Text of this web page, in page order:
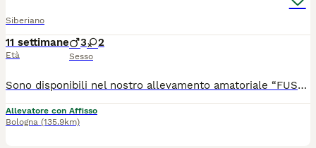
Siberiano
11 settimane
Età
3 2
Sesso
Sono disponibili nel nostro allevamento amatoriale “FUSA DELLE NEVI” con regolare affisso ENFI gli ultimi due cuccioli di una splendida cucciolata (5 cuccioli) 1 maschietto e 1 femminuccia di meravigliosi gattini Siberiani, allevati con amore in ambiente familiare. I cuccioli cresceranno in casa, abituati al contatto umano, alla vita domestica e alla lettiera, per garantire un carattere equilibrato e socievole. 📅 Disponibili dopo i 90 giorni di vita, come previsto dal regolamento. I cuccioli sono nati il 20/05 . ✨ Verranno ceduti con: ✔️ Copia test FIV e FELV negativi dei genitori ✔️ copia Ecocardio dei genitori esente da malattie genetiche ✔️ Doppia vaccinazione ✔️ Doppia sverminazione ✔️ Certificato veterinario di buona salute del cucciolo ✔️ Regolare contratto di cessione ✔️ Pedigree ENFI da compagnia ✔️ Kit di benvenuto cucciolo ⸻ 👨‍👩‍👧 I cuccioli sono visibili presso l’allevamento insieme ai genitori, per poter conoscere l’ambiente in cui crescono. 📱 Per chi non fosse della zona, è possibile organizzare videochiamata su appuntamento. E organizzazione per l’eventuale consegna
Allevatore con Affisso
Bologna (135.9km)